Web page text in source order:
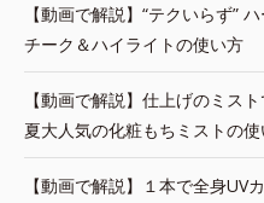
【動画で解説】“テクいらず”
チーク＆ハイライトの使い方
【動画で解説】仕上げのミス
夏大人気の化粧もちミストの
【動画で解説】１本で全身UV